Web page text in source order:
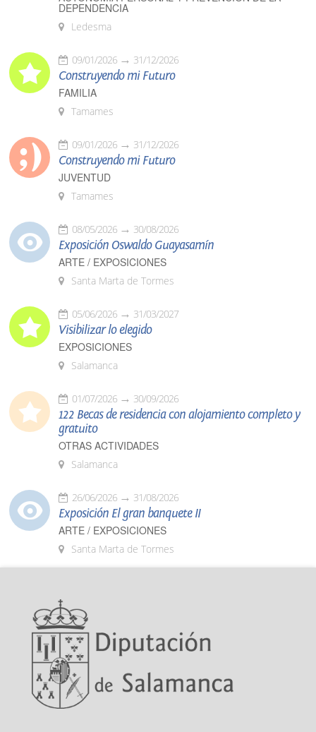
DEPENDENCIA
Ledesma
09/01/2026 31/12/2026
Construyendo mi Futuro
FAMILIA
Tamames
09/01/2026 31/12/2026
Construyendo mi Futuro
JUVENTUD
Tamames
08/05/2026 30/08/2026
Exposición Oswaldo Guayasamín
ARTE / EXPOSICIONES
Santa Marta de Tormes
05/06/2026 31/03/2027
Visibilizar lo elegido
EXPOSICIONES
Salamanca
01/07/2026 30/09/2026
122 Becas de residencia con alojamiento completo y
gratuito
OTRAS ACTIVIDADES
Salamanca
26/06/2026 31/08/2026
Exposición El gran banquete II
ARTE / EXPOSICIONES
Santa Marta de Tormes